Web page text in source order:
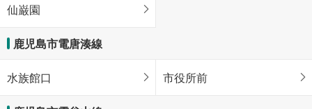
仙巌園
鹿児島市電唐湊線
水族館口 市役所前